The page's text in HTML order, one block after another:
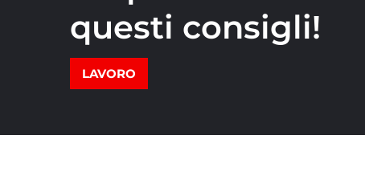
questi consigli!
LAVORO